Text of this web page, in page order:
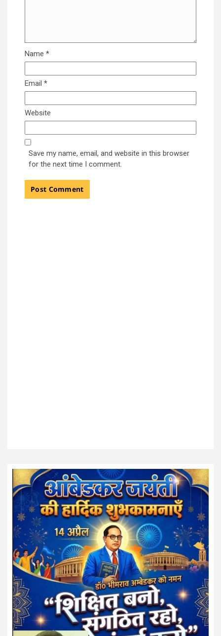
Name *
Email *
Website
Save my name, email, and website in this browser
for the next time I comment.